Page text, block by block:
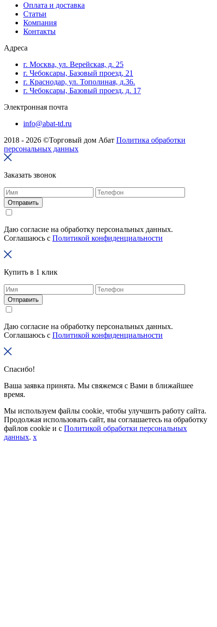
Оплата и доставка
Cтатьи
Компания
Контакты
Адреса
г. Москва, ул. Верейская, д. 25
г. Чебоксары, Базовый проезд, 21
г. Краснодар, ул. Тополиная, д.36.
г. Чебоксары, Базовый проезд, д. 17
Электронная почта
info@abat-td.ru
2018 - 2026 ©Торговый дом Абат Политика обработки
персональных данных
Заказать звонок
Отправить
Даю согласие на обработку персональных данных.
Соглашаюсь с Политикой конфиденциальности
Купить в 1 клик
Отправить
Даю согласие на обработку персональных данных.
Соглашаюсь с Политикой конфиденциальности
Спасибо!
Ваша заявка принята. Мы свяжемся с Вами в ближайшее
время.
Мы используем файлы cookie, чтобы улучшить работу сайта.
Продолжая использовать сайт, вы соглашаетесь на обработку
файлов cookie и с Политикой обработки персональных
данных. x